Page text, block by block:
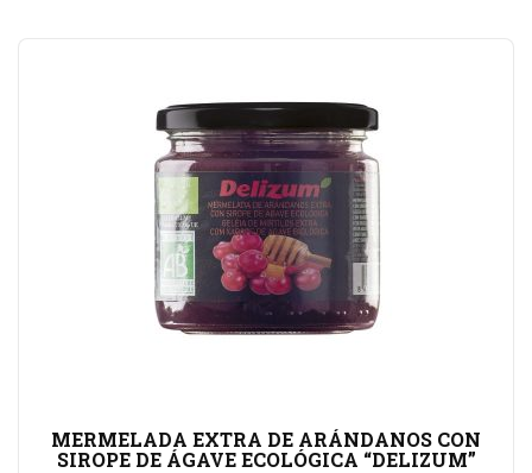
MERMELADA EXTRA DE ARÁNDANOS CON
SIROPE DE ÁGAVE ECOLÓGICA “DELIZUM”